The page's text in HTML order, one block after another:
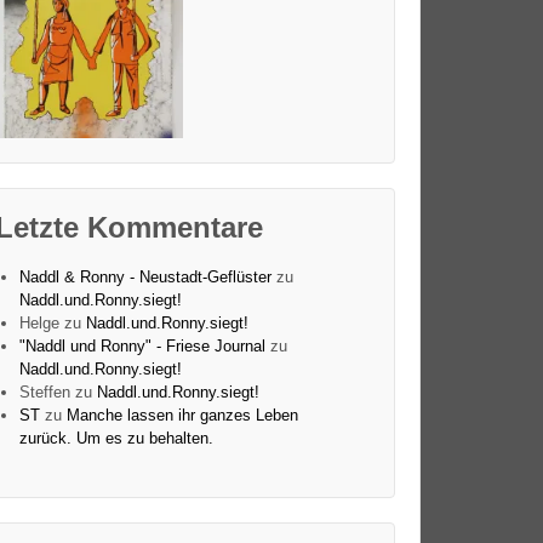
Kommentare
Naddl & Ronny - Neustadt-Geflüsterzu
Naddl.und.Ronny.siegt!
Helgezu Naddl.und.Ronny.siegt!
"Naddl und Ronny" - Friese Journal zu
Naddl.und.Ronny.siegt!
Steffenzu Naddl.und.Ronny.siegt!
STzu Manche lassen ihr ganzes Leben
zurück. Um es zu behalten.